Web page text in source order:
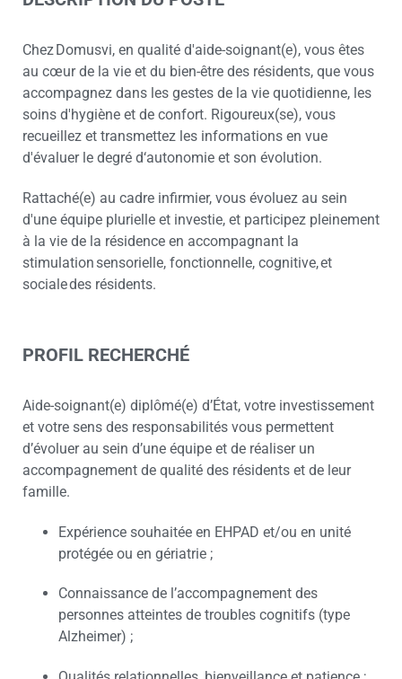
Chez Domusvi, en qualité d'aide-soignant(e), vous êtes
au cœur de la vie et du bien-être des résidents, que vous
accompagnez dans les gestes de la vie quotidienne, les
soins d'hygiène et de confort. Rigoureux(se), vous
recueillez et transmettez les informations en vue
d'évaluer le degré d‘autonomie et son évolution.
Rattaché(e) au cadre infirmier, vous évoluez au sein
d'une équipe plurielle et investie, et participez pleinement
à la vie de la résidence en accompagnant la
stimulation sensorielle, fonctionnelle, cognitive, et
sociale des résidents.
PROFIL RECHERCHÉ
Aide-soignant(e) diplômé(e) d’État, votre investissement
et votre sens des responsabilités vous permettent
d’évoluer au sein d’une équipe et de réaliser un
accompagnement de qualité des résidents et de leur
famille.
Expérience souhaitée en EHPAD et/ou en unité
protégée ou en gériatrie ;
Connaissance de l’accompagnement des
personnes atteintes de troubles cognitifs (type
Alzheimer) ;